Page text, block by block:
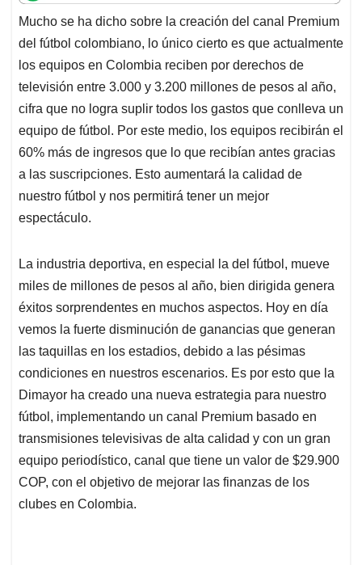
t
s
A
p
p
e
b
o
o
k
k
e
d
I
n
i
l
e
a
d
s
Mucho se ha dicho sobre la creación del canal Premium
del fútbol colombiano, lo único cierto es que actualmente
los equipos en Colombia reciben por derechos de
televisión entre 3.000 y 3.200 millones de pesos al año,
cifra que no logra suplir todos los gastos que conlleva un
equipo de fútbol. Por este medio, los equipos recibirán el
60% más de ingresos que lo que recibían antes gracias
a las suscripciones. Esto aumentará la calidad de
nuestro fútbol y nos permitirá tener un mejor
espectáculo.
La industria deportiva, en especial la del fútbol, mueve
miles de millones de pesos al año, bien dirigida genera
éxitos sorprendentes en muchos aspectos. Hoy en día
vemos la fuerte disminución de ganancias que generan
las taquillas en los estadios, debido a las pésimas
condiciones en nuestros escenarios. Es por esto que la
Dimayor ha creado una nueva estrategia para nuestro
fútbol, implementando un canal Premium basado en
transmisiones televisivas de alta calidad y con un gran
equipo periodístico, canal que tiene un valor de $29.900
COP, con el objetivo de mejorar las finanzas de los
clubes en Colombia.